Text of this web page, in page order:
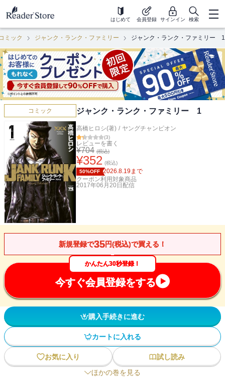
はじめて 会員登録 サインイン 検索
ミック ジャンク・ランク・ファミリー ジャンク・ランク・ファミリー 1
コミック ジャンク・ランク・ファミリー 1
高橋ヒロシ(著) / ヤングチャンピオン
(3)
レビューを書く
¥704 (税込)
¥352 (税込)
50%OFF 2026.8.19まで
クーポン利用対象商品
2017年06月20日 配信
新規登録で35円(税込)で買える！
かんたん30秒登録！
今すぐ会員登録をする
購入手続きに進む
カートに入れる
お気に入り
試し読み
ほかの巻を見る